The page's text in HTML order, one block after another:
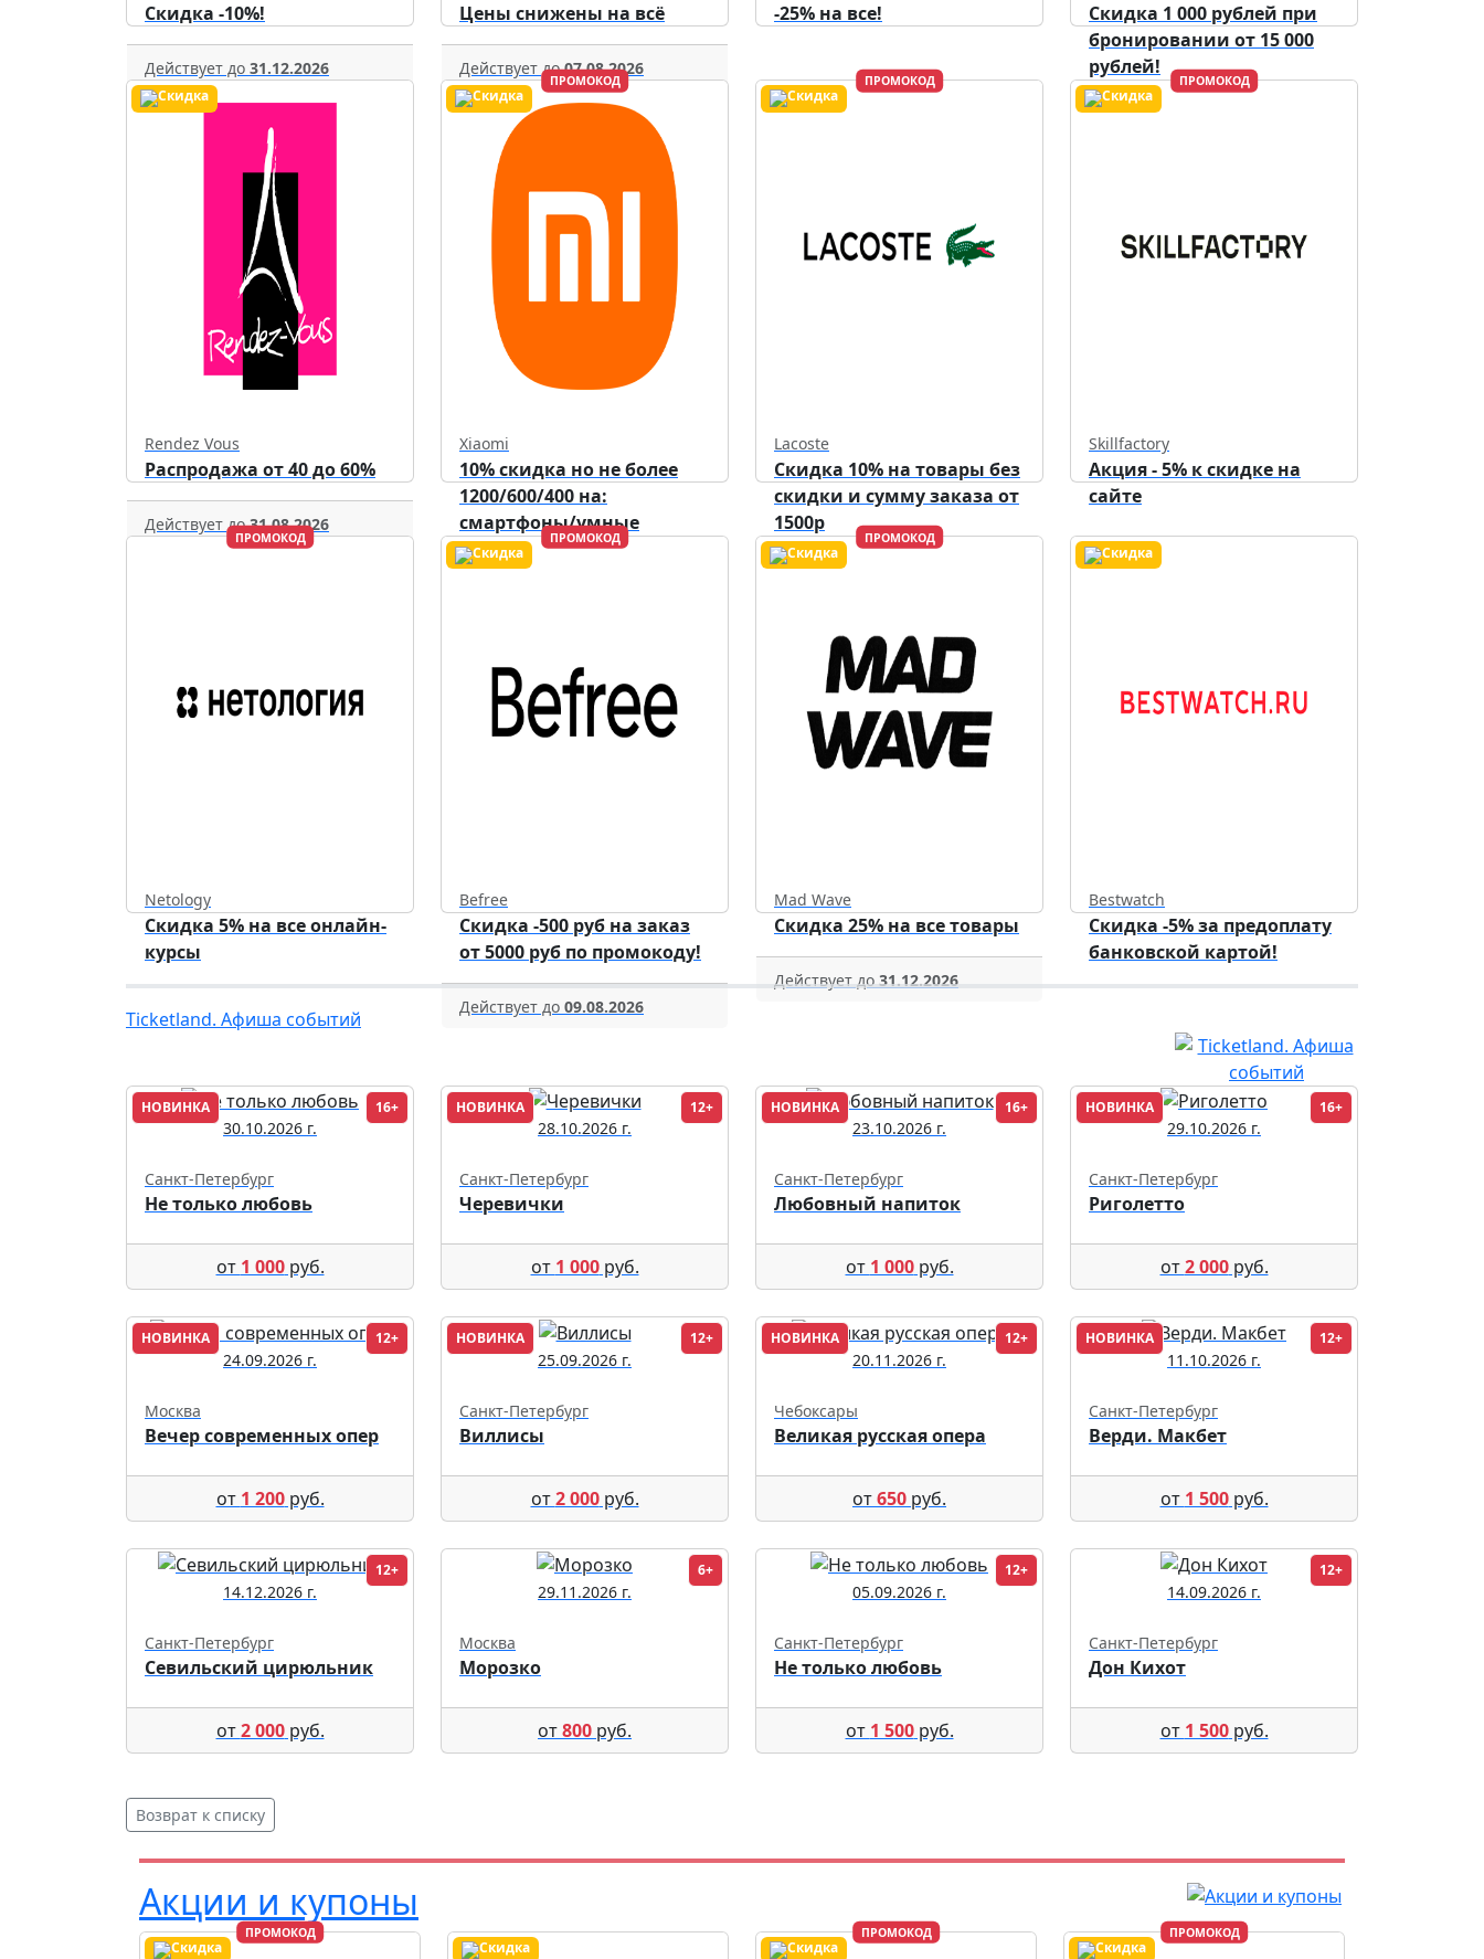
Скидка -10%!
Действует до 31.12.2026
Цены снижены на всё
Действует до07.08.2026
-25% на все!
Скидка 1 000 рублей при
бронировании от 15 000
рублей!
Rendez Vous
Распродажа от 40 до 60%
Действует до31.08.2026
ПРОМОКОД
Xiaomi
10% скидка но не более
1200/600/400 на:
смартфоны/умные
устройства/аксессуары.
ПРОМОКОД
Lacoste
Скидка 10% на товары без
скидки и сумму заказа от
1500р
ПРОМОКОД
Skillfactory
Акция - 5% к скидке на
сайте
ПРОМОКОД
Netology
Скидка 5% на все онлайн-
курсы
ПРОМОКОД
Befree
Скидка -500 руб на заказ
от 5000 руб по промокоду!
Действует до 09.08.2026
ПРОМОКОД
Mad Wave
Скидка 25% на все товары
Действует до 31.12.2026
Bestwatch
Скидка -5% за предоплату
банковской картой!
Ticketland. Афиша событий
НОВИНКА 16+
30.10.2026 г.
Санкт-Петербург
Не только любовь
от 1 000руб.
НОВИНКА 12+
28.10.2026 г.
Санкт-Петербург
Черевички
от 1 000руб.
НОВИНКА 16+
23.10.2026 г.
Санкт-Петербург
Любовный напиток
от 1 000руб.
НОВИНКА 16+
29.10.2026 г.
Санкт-Петербург
Риголетто
от2 000руб.
НОВИНКА 12+
24.09.2026 г.
Москва
Вечер современных опер
от 1 200руб.
НОВИНКА 12+
25.09.2026 г.
Санкт-Петербург
Виллисы
от2 000руб.
НОВИНКА 12+
20.11.2026 г.
Чебоксары
Великая русская опера
от650 руб.
НОВИНКА 12+
11.10.2026 г.
Санкт-Петербург
Верди. Макбет
от 1 500руб.
12+
14.12.2026 г.
Санкт-Петербург
Севильский цирюльник
от2 000руб.
6+
29.11.2026 г.
Москва
Морозко
от800 руб.
12+
05.09.2026 г.
Санкт-Петербург
Не только любовь
от 1 500руб.
12+
14.09.2026 г.
Санкт-Петербург
Дон Кихот
от 1 500руб.
Возврат к списку
Акции и купоны
ПРОМОКОД ПРОМОКОД ПРОМОКОД